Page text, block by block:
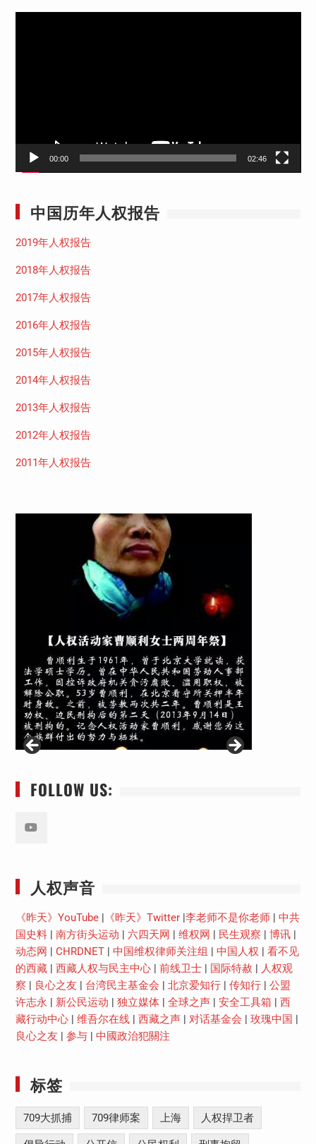
00:00 02:46
中国历年人权报告
2019年人权报告
2018年人权报告
2017年人权报告
2016年人权报告
2015年人权报告
2014年人权报告
2013年人权报告
2012年人权报告
2011年人权报告
FOLLOW US:
人权声音
《昨天》YouTube| 《昨天》Twitter| 李老师不是你老师| 中共
国史料| 南方街头运动 六四天网 维权网 民生观察 博讯|
动态网
CHRDNET| 中国维权律师关注组 中国人权
看不见
的西藏| 西藏人权与民主中心| 前线卫士| 国际特赦
人权观
察
良心之友 台湾民主基金会 北京爱知行| 传知行| 公盟
许志永
新公民运动 独立媒体| 全球之声| 安全工具箱
西
藏行动中心| 维吾尔在线| 西藏之声| 对话基金会 玫瑰中国
良心之友
参与| 中國政治犯關注
标签
709大抓捕 709律师案 上海 人权捍卫者